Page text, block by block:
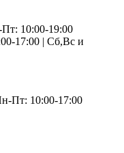
10:00-19:00
17:00 | Сб,Вс и
Пт: 10:00-17:00